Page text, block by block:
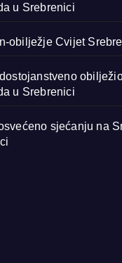
u Srebrenici
obilježje Cvijet
u Srebrenici
sjećanju na